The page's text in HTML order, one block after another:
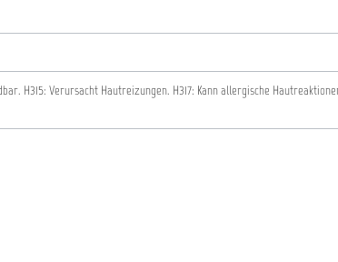
H315: Verursacht Hautreizungen. H317: Kann allergische